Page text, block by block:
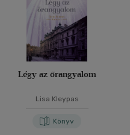
Légy az őrangyalom
Lisa Kleypas
Könyv